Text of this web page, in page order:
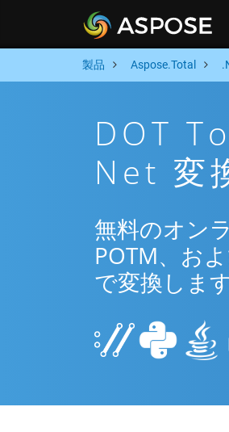
製品 Aspose.Total
DOT
Net 変
無料のオン
POTM、お
で変換します